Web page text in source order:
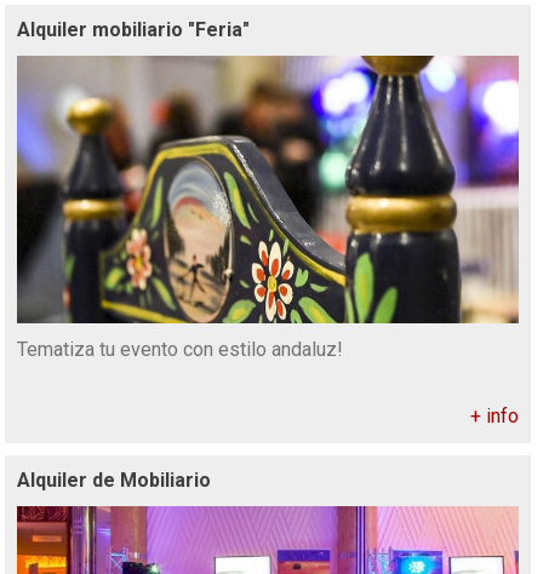
Alquiler mobiliario "Feria"
Tematiza tu evento con estilo andaluz!
+ info
Alquiler de Mobiliario